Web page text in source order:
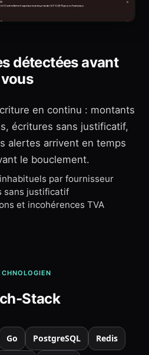
détectées avant
vous
en continu : montants
écritures sans justificatif,
alertes arrivent en temps
le bouclement.
par fournisseur
sans justificatif
et incohérences TVA
Stack
Go PostgreSQL Redis